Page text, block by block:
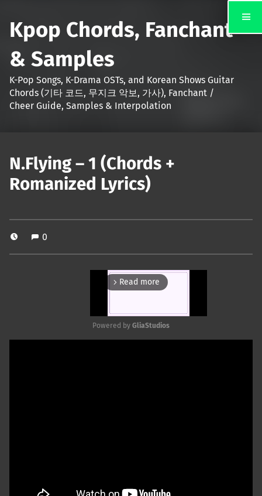
Kpop Chords, Fanchant
& Samples
K-Pop Songs, K-Drama OSTs, and Korean Shows Guitar
Chords (기타 코드, 무지크 악보, 가사), Fanchant /
Cheer Guide, Samples & Interpolation
N.Flying – 1 (Chords +
Romanized Lyrics)
0
arrow_forward_ios Read more
Powered by GliaStudios